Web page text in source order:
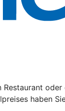
oder
haben